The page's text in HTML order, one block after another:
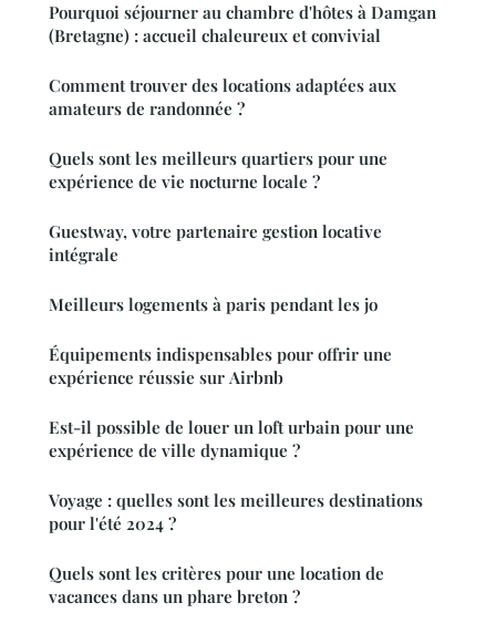
Pourquoi séjourner au chambre d'hôtes à Damgan
(Bretagne) : accueil chaleureux et convivial
Comment trouver des locations adaptées aux
amateurs de randonnée ?
Quels sont les meilleurs quartiers pour une
expérience de vie nocturne locale ?
Guestway, votre partenaire gestion locative
intégrale
Meilleurs logements à paris pendant les jo
Équipements indispensables pour offrir une
expérience réussie sur Airbnb
Est-il possible de louer un loft urbain pour une
expérience de ville dynamique ?
Voyage : quelles sont les meilleures destinations
pour l'été 2024 ?
Quels sont les critères pour une location de
vacances dans un phare breton ?